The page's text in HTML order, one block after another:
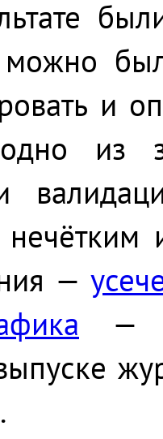
и
из
—
—
.